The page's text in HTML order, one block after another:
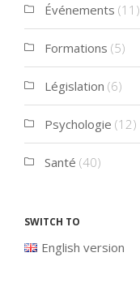
Événements (11)
Formations (5)
Législation (6)
Psychologie (12)
Santé (40)
Switch to
English version